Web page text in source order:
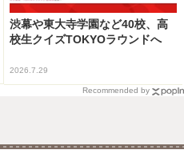
渋幕や東大寺学園など40校、高
校生クイズTOKYOラウンドへ
2026.7.29
Recommended by